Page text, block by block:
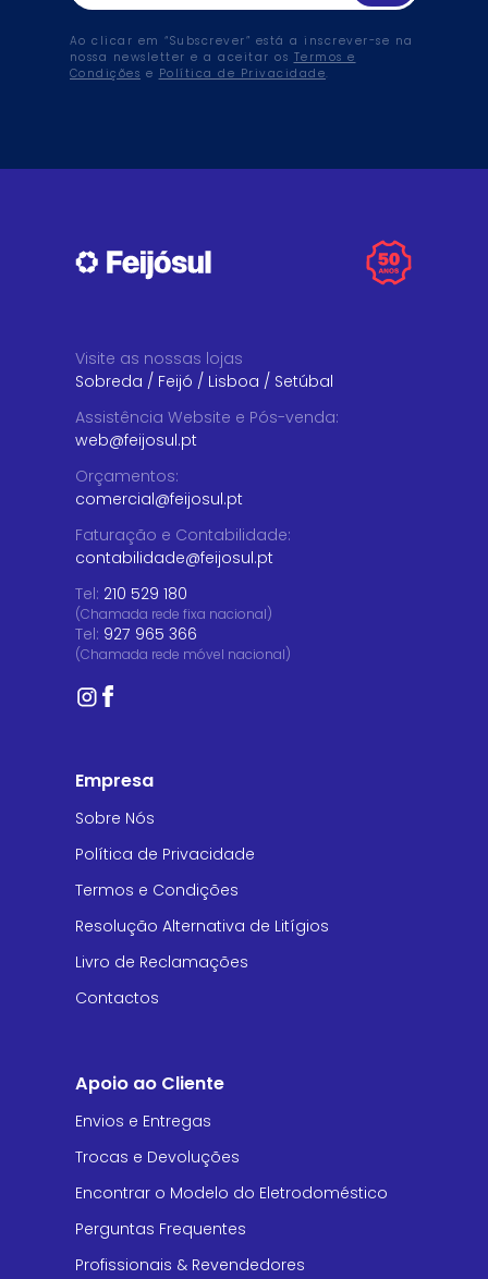
Ao clicar em “Subscrever” está a inscrever-se na
nossa newsletter e a aceitar os Termos e
Condições e Política de Privacidade.
Visite as nossas lojas
Sobreda / Feijó / Lisboa / Setúbal
Assistência Website e Pós-venda:
web@feijosul.pt
Orçamentos:
comercial@feijosul.pt
Faturação e Contabilidade:
contabilidade@feijosul.pt
Tel: 210 529 180
(Chamada rede fixa nacional)
Tel: 927 965 366
(Chamada rede móvel nacional)
Empresa
Sobre Nós
Política de Privacidade
Termos e Condições
Resolução Alternativa de Litígios
Livro de Reclamações
Contactos
Apoio ao Cliente
Envios e Entregas
Trocas e Devoluções
Encontrar o Modelo do Eletrodoméstico
Perguntas Frequentes
Profissionais & Revendedores